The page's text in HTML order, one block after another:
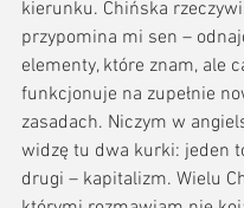
kierunku. Chińska
przypomina mi sen –
elementy, które znam, ale
funkcjonuje na zupełnie
zasadach. Niczym w
widzę tu dwa kurki: jeden
drugi – kapitalizm. Wielu